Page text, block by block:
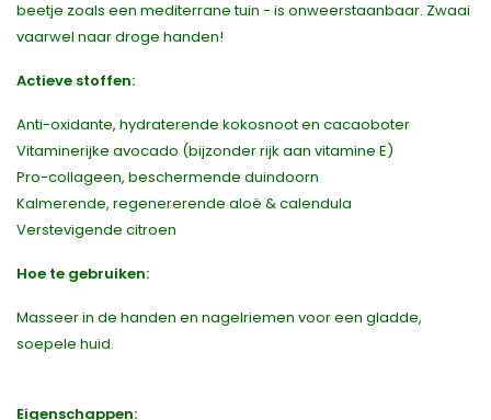
beetje zoals een mediterrane tuin - is onweerstaanbaar. Zwaai
vaarwel naar droge handen!
Actieve stoffen:
Anti-oxidante, hydraterende kokosnoot en cacaoboter
Vitaminerijke avocado (bijzonder rijk aan vitamine E)
Pro-collageen, beschermende duindoorn
Kalmerende, regenererende aloë & calendula
Verstevigende citroen
Hoe te gebruiken:
Masseer in de handen en nagelriemen voor een gladde,
soepele huid.
Eigenschappen: